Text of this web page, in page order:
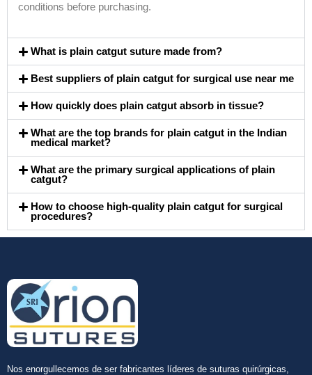
conditions before purchasing.
What is plain catgut suture made from?
Best suppliers of plain catgut for surgical use near me
How quickly does plain catgut absorb in tissue?
What are the top brands for plain catgut in the Indian
medical market?
What are the primary surgical applications of plain
catgut?
How to choose high-quality plain catgut for surgical
procedures?
Nos enorgullecemos de ser fabricantes líderes de suturas quirúrgicas,